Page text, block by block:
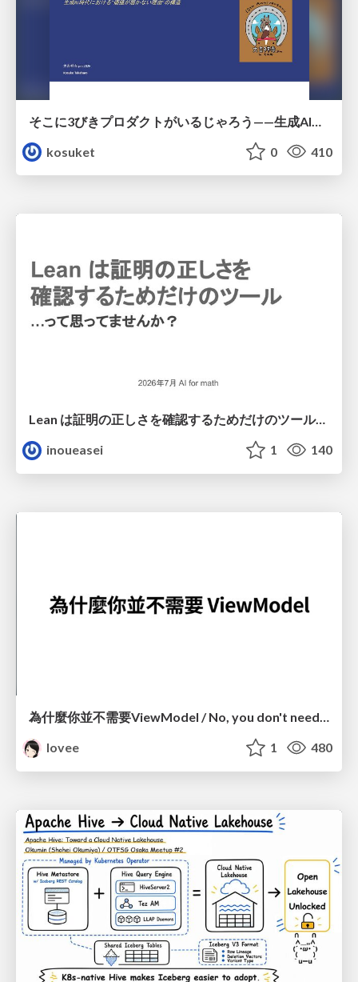
kosuket
0 410
Lean は証明の正しさを確認するためだけのツールって思ってませんか？
inoueasei
1 140
為什麼你並不需要ViewModel / No, you don't need a ViewModel
lovee
1 480